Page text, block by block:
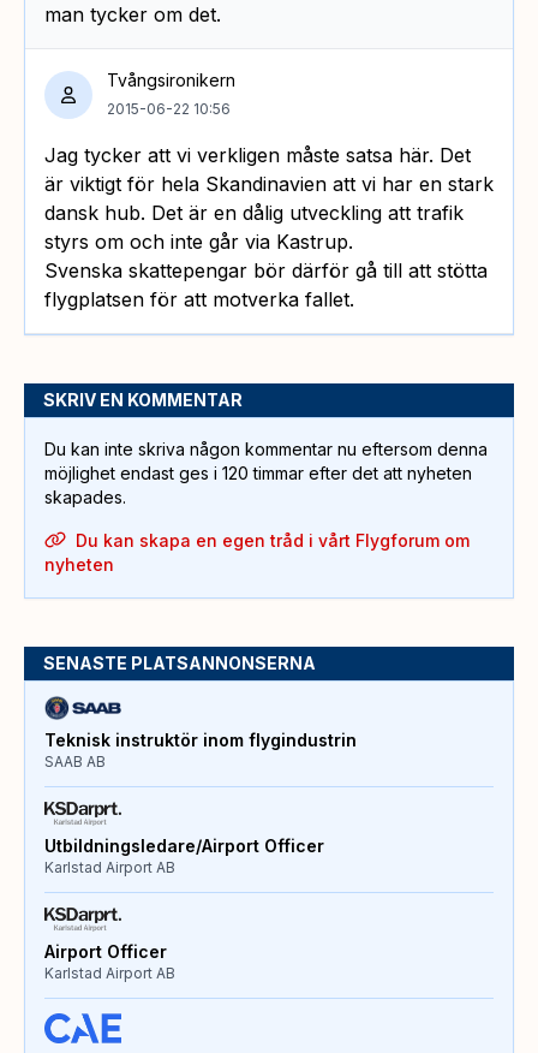
man tycker om det.
Tvångsironikern
2015-06-22 10:56
Jag tycker att vi verkligen måste satsa här. Det
är viktigt för hela Skandinavien att vi har en stark
dansk hub. Det är en dålig utveckling att trafik
styrs om och inte går via Kastrup.
Svenska skattepengar bör därför gå till att stötta
flygplatsen för att motverka fallet.
SKRIV EN KOMMENTAR
Du kan inte skriva någon kommentar nu eftersom denna
möjlighet endast ges i 120 timmar efter det att nyheten
skapades.
Du kan skapa en egen tråd i vårt Flygforum om
nyheten
SENASTE PLATSANNONSERNA
Teknisk instruktör inom flygindustrin
SAAB AB
Utbildningsledare/Airport Officer
Karlstad Airport AB
Airport Officer
Karlstad Airport AB